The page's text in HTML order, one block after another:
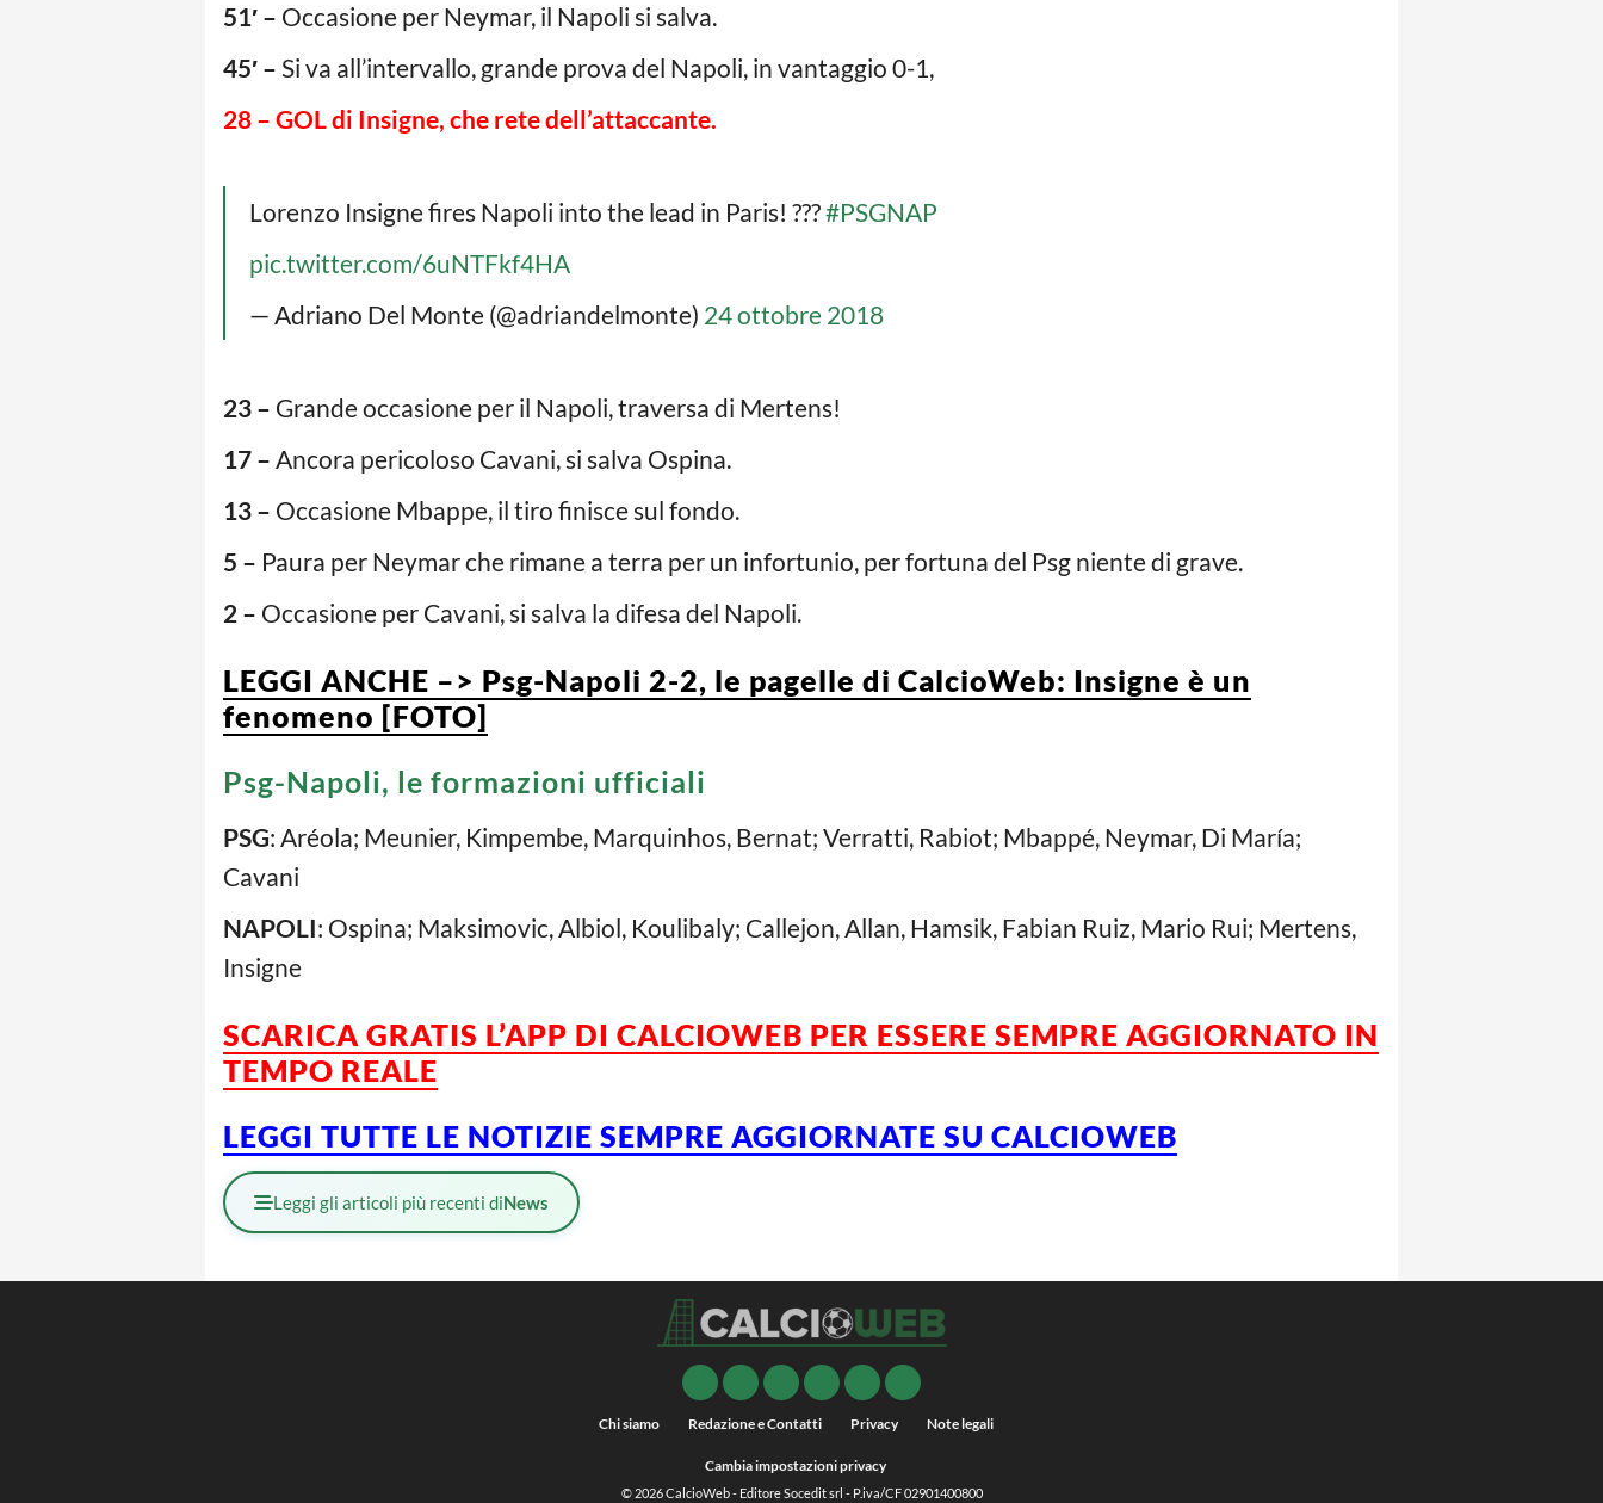
51′ – Occasione per Neymar, il Napoli si salva.
45′ – Si va all’intervallo, grande prova del Napoli, in vantaggio 0-1,
28 – GOL di Insigne, che rete dell’attaccante.
Lorenzo Insigne fires Napoli into the lead in Paris! ???#PSGNAP
pic.twitter.com/6uNTFkf4HA
— Adriano Del Monte (@adriandelmonte) 24 ottobre 2018
23 – Grande occasione per il Napoli, traversa di Mertens!
17 – Ancora pericoloso Cavani, si salva Ospina.
13 – Occasione Mbappe, il tiro finisce sul fondo.
5 – Paura per Neymar che rimane a terra per un infortunio, per fortuna del Psg niente di grave.
2 – Occasione per Cavani, si salva la difesa del Napoli.
LEGGI ANCHE –> Psg-Napoli 2-2, le pagelle di CalcioWeb: Insigne è un
fenomeno [FOTO]
Psg-Napoli, le formazioni ufficiali
PSG: Aréola; Meunier, Kimpembe, Marquinhos, Bernat; Verratti, Rabiot; Mbappé, Neymar, Di María;
Cavani
NAPOLI: Ospina; Maksimovic, Albiol, Koulibaly; Callejon, Allan, Hamsik, Fabian Ruiz, Mario Rui; Mertens,
Insigne
SCARICA GRATIS L’APP DI CALCIOWEB PER ESSERE SEMPRE AGGIORNATO IN
TEMPO REALE
LEGGI TUTTE LE NOTIZIE SEMPRE AGGIORNATE SU CALCIOWEB
Leggi gli articoli più recenti diNews
Chi siamo Redazione e Contatti Privacy Note legali
Cambia impostazioni privacy
© 2026CalcioWeb- Editore Socedit srl - P.iva/CF 02901400800